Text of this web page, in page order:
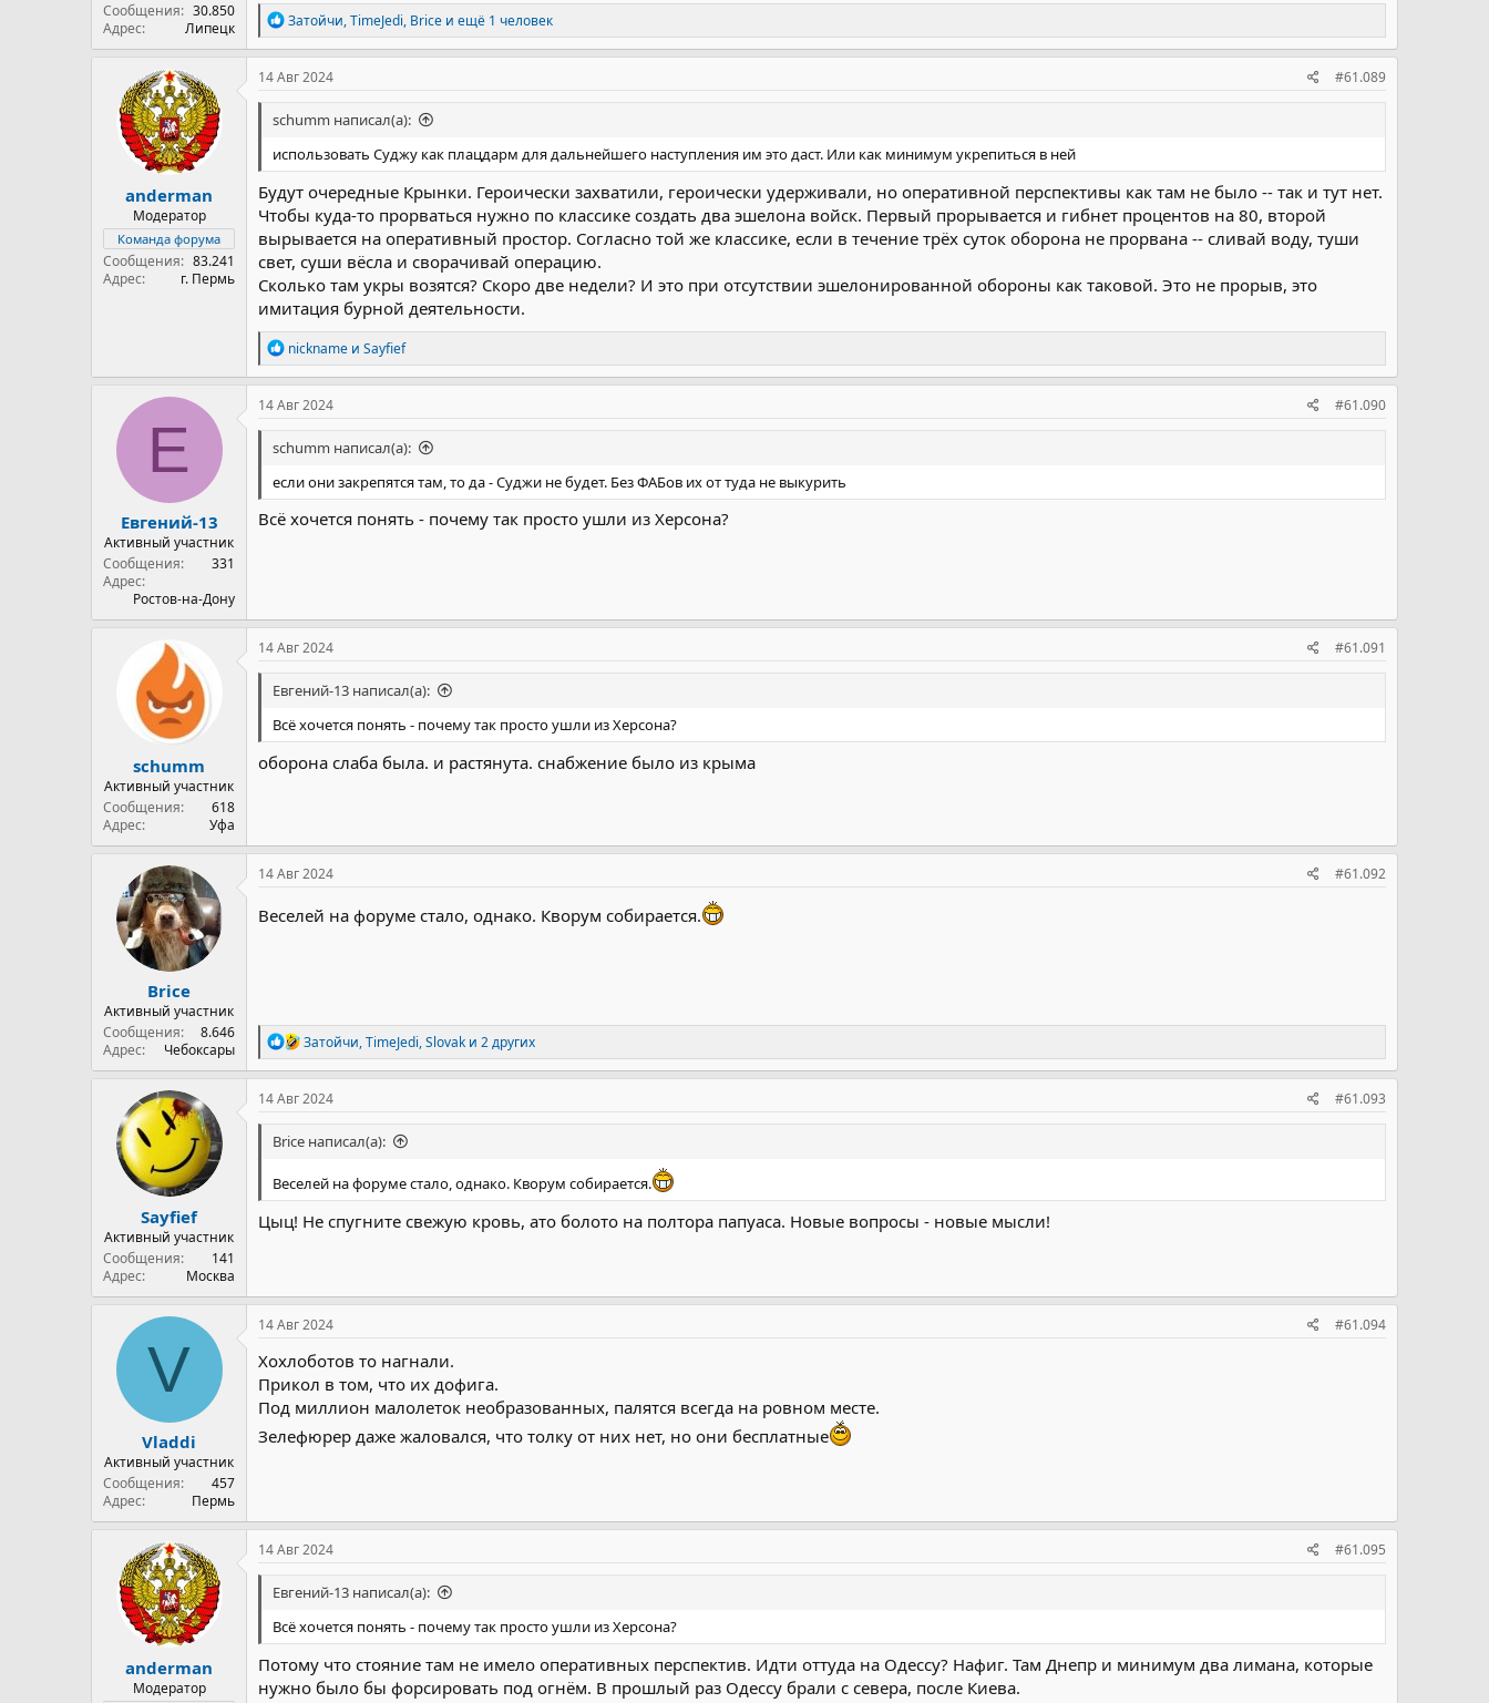
Сообщения
30.850
Адрес
Липецк
Р
е
а
к
и
Затойчи,TimeJedi, Brice и ещё 1 человек
anderman
Модератор
Команда форума
Сообщения
83.241
Адрес
г. Пермь
14 Авг 2024 #61.089
schumm написал(а):
использовать Суджу как плацдарм для дальнейшего наступления им это даст. Или как минимум укрепиться в ней
Будут очередные Крынки. Героически захватили, героически удерживали, но оперативной перспективы как там не было -- так и тут нет.
Чтобы куда-то прорваться нужно по классике создать два эшелона войск. Первый прорывается и гибнет процентов на 80, второй
вырывается на оперативный простор. Согласно той же классике, если в течение трёх суток оборона не прорвана -- сливай воду, туши
свет, суши вёсла и сворачивай операцию.
Сколько там укры возятся? Скоро две недели? И это при отсутствии эшелонированной обороны как таковой. Это не прорыв, это
имитация бурной деятельности.
Р
е
а
к
и
nickname и Sayfief
Е
Евгений-13
Активный участник
Сообщения
331
Адрес
Ростов-на-Дону
14 Авг 2024 #61.090
schumm написал(а):
если они закрепятся там, то да - Суджи не будет. Без ФАБов их от туда не выкурить
Всё хочется понять - почему так просто ушли из Херсона?
schumm
Активный участник
Сообщения
618
Адрес
Уфа
14 Авг 2024 #61.091
Евгений-13 написал(а):
Всё хочется понять - почему так просто ушли из Херсона?
оборона слаба была. и растянута. снабжение было из крыма
Brice
Активный участник
Сообщения
8.646
Адрес
Чебоксары
14 Авг 2024 #61.092
Веселей на форуме стало, однако. Кворум собирается.
Р
е
а
к
и
Затойчи,TimeJedi,Slovak и 2 других
Sayfief
Активный участник
Сообщения
141
Адрес
Москва
14 Авг 2024 #61.093
Brice написал(а):
Веселей на форуме стало, однако. Кворум собирается.
Цыц! Не спугните свежую кровь, ато болото на полтора папуаса. Новые вопросы - новые мысли!
V
Vladdi
Активный участник
Сообщения
457
Адрес
Пермь
14 Авг 2024 #61.094
Хохлоботов то нагнали.
Прикол в том, что их дофига.
Под миллион малолеток необразованных, палятся всегда на ровном месте.
Зелефюрер даже жаловался, что толку от них нет, но они бесплатные
anderman
Модератор
14 Авг 2024 #61.095
Евгений-13 написал(а):
Всё хочется понять - почему так просто ушли из Херсона?
Потому что стояние там не имело оперативных перспектив. Идти оттуда на Одессу? Нафиг. Там Днепр и минимум два лимана, которые
нужно было бы форсировать под огнём. В прошлый раз Одессу брали с севера, после Киева.